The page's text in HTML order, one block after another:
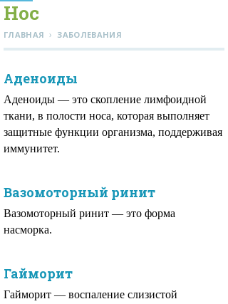
Нос
ГЛАВНАЯ › ЗАБОЛЕВАНИЯ
Аденоиды
Аденоиды — это скопление лимфоидной
ткани, в полости носа, которая выполняет
защитные функции организма, поддерживая
иммунитет.
Вазомоторный ринит
Вазомоторный ринит — это форма
насморка.
Гайморит
Гайморит — воспаление слизистой